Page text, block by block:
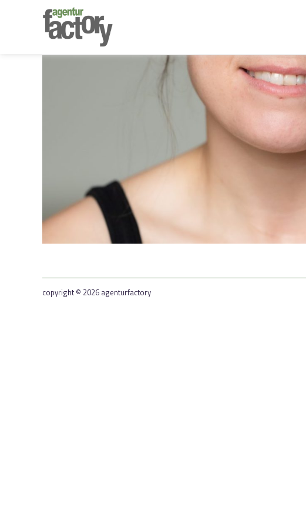
copyright © 2026 agenturfactory